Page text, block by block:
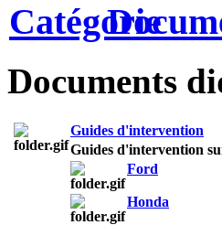
Documents
Guides d'intervention
Guides d'intervention
Ford
Honda